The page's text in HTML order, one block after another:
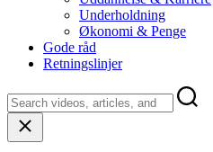
Underholdning
Økonomi & Penge
Gode råd
Retningslinjer
Close
search